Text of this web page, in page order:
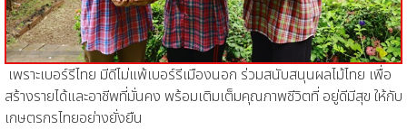
เพราะเบอร์รีไทย มีดีไม่แพ้เบอร์รีเมืองนอก ร่วมสนับสนุนผลไม้ไทย เพื่อ
สร้างรายได้และอาชีพที่มั่นคง พร้อมเติมเต็มคุณภาพชีวิตที่ อยู่ดีมีสุข ให้กับ
เกษตรกรไทยอย่างยั่งยืน